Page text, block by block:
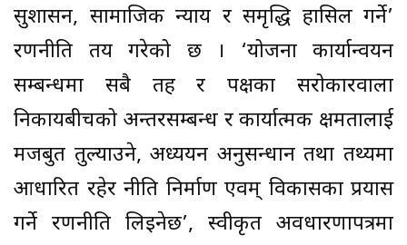
सुशासन, सामाजिक न्याय र समृद्धि हासिल गर्ने’
रणनीति तय गरेको छ । ‘योजना कार्यान्वयन
सम्बन्धमा सबै तह र पक्षका सरोकारवाला
निकायबीचको अन्तरसम्बन्ध र कार्यात्मक क्षमतालाई
मजबुत तुल्याउने, अध्ययन अनुसन्धान तथा तथ्यमा
आधारित रहेर नीति निर्माण एवम् विकासका प्रयास
गर्ने रणनीति लिइनेछ’, स्वीकृत अवधारणापत्रमा